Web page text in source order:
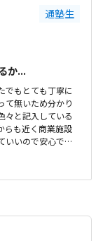
通塾生
か...
でもとても丁寧に
て無いため分かり
々と記入している
らも近く商業施設
いいので安心で
清潔感があり、
の金額をあまり
て通わせるのには
す特にありませ